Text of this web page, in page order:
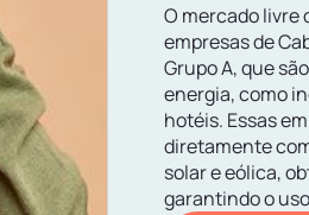
O mercado livre
empresas de
Grupo A, que
energia, como
hotéis. Essas
diretamente
solar e eólica,
garantindo o